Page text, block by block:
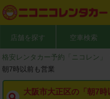
店舗を探す 空車検索
格安レンタカー予約「ニコレン」
朝7時以前も営業
大阪市大正区の「朝7